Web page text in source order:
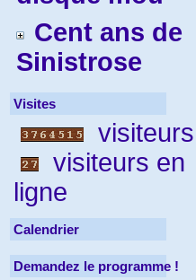
Cent ans de
Sinistrose
Visites
visiteurs
visiteurs en
ligne
Calendrier
Demandez le programme !